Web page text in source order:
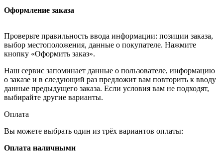
Оформление заказа
Проверьте правильность ввода информации: позиции заказа,
выбор местоположения, данные о покупателе. Нажмите
кнопку «Оформить заказ».
Наш сервис запоминает данные о пользователе, информацию
о заказе и в следующий раз предложит вам повторить к вводу
данные предыдущего заказа. Если условия вам не подходят,
выбирайте другие варианты.
Оплата
Вы можете выбрать один из трёх вариантов оплаты:
Оплата наличными